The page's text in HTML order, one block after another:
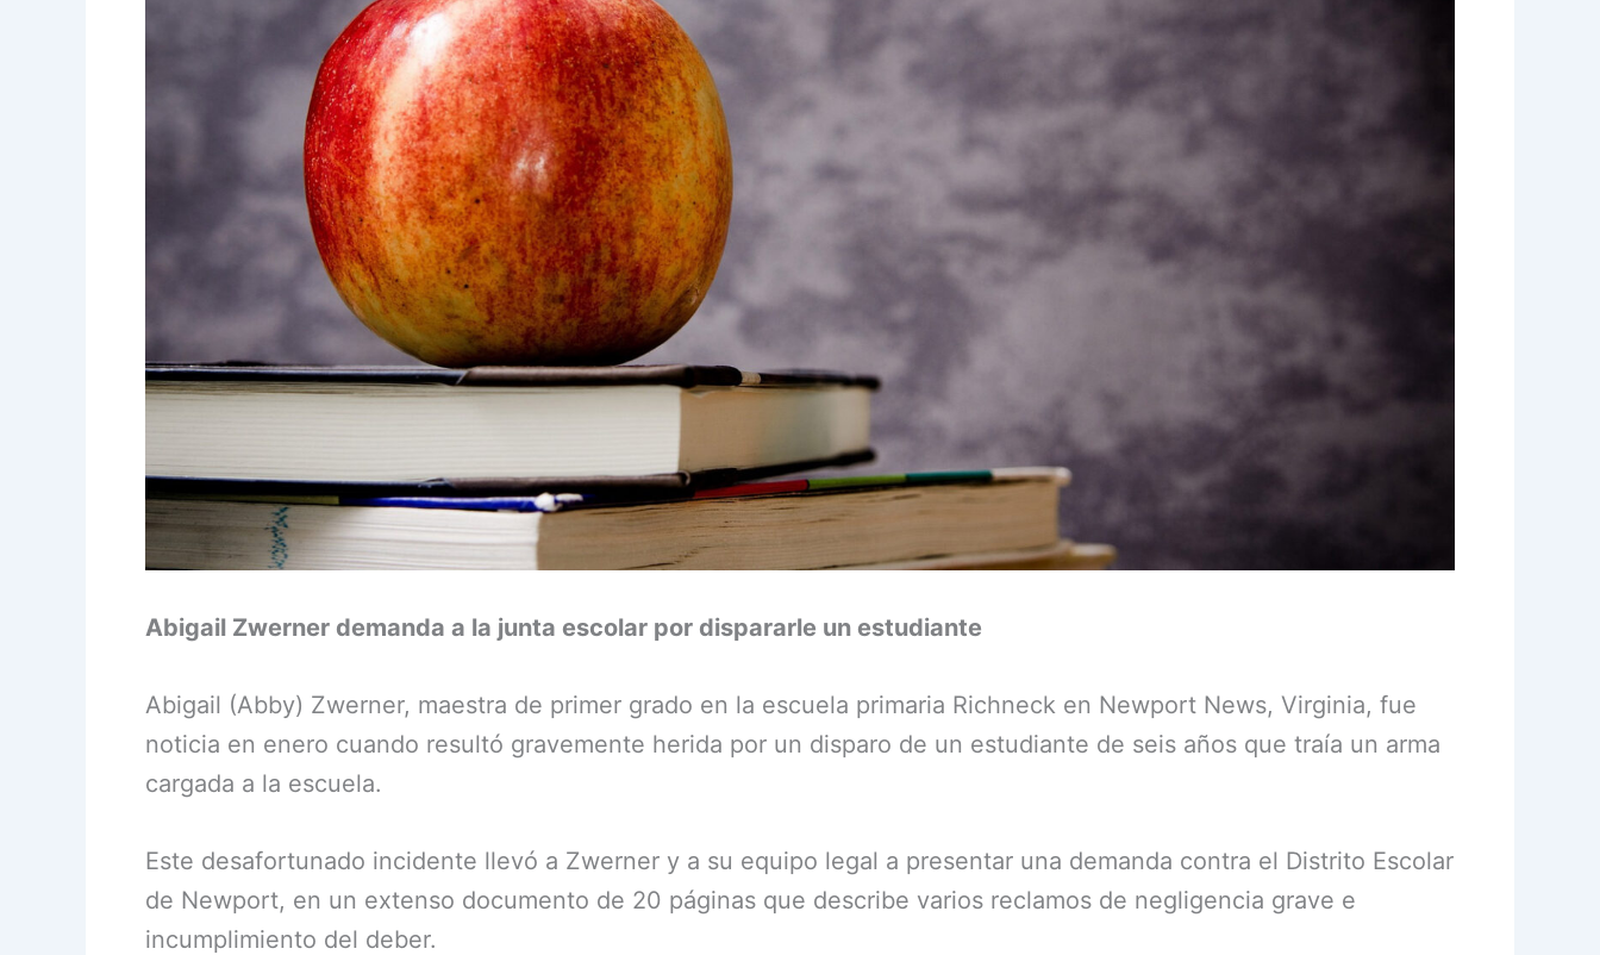
Abigail Zwerner demanda a la junta escolar por dispararle un estudiante
Abigail (Abby) Zwerner, maestra de primer grado en la escuela primaria Richneck en Newport News, Virginia, fue
noticia en enero cuando resultó gravemente herida por un disparo de un estudiante de seis años que traía un arma
cargada a la escuela.
Este desafortunado incidente llevó a Zwerner y a su equipo legal a presentar una demanda contra el Distrito Escolar
de Newport, en un extenso documento de 20 páginas que describe varios reclamos de negligencia grave e
incumplimiento del deber.